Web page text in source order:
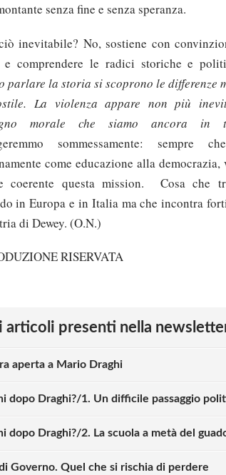
senza fine e senza speranza.
inevitabile? No, sostiene con
e comprendere le radici storiche e
parlare la storia si scoprono le differenze
La violenza appare non più
morale che siamo ancora in
sommessamente: sempre
come educazione alla
coerente questa mission. Cosa che
in Europa e in Italia ma che incontra
di Dewey. (O.N.)
RISERVATA
articoli presenti nella
aperta a Mario Draghi
dopo Draghi?/1. Un difficile passaggio
dopo Draghi?/2. La scuola a metà del
Governo. Quel che si rischia di perdere